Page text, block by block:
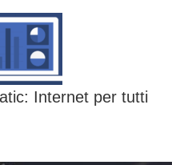
Internet per tutti